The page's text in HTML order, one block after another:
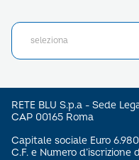
RETE BLU S.p.a - Sede
CAP 00165 Roma
Capitale sociale Euro
C.F. e Numero